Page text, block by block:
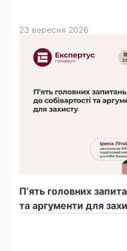
П’ять головних
та аргументи для
23 вересня 2026